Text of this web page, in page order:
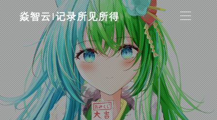
焱智云|记录所见所得